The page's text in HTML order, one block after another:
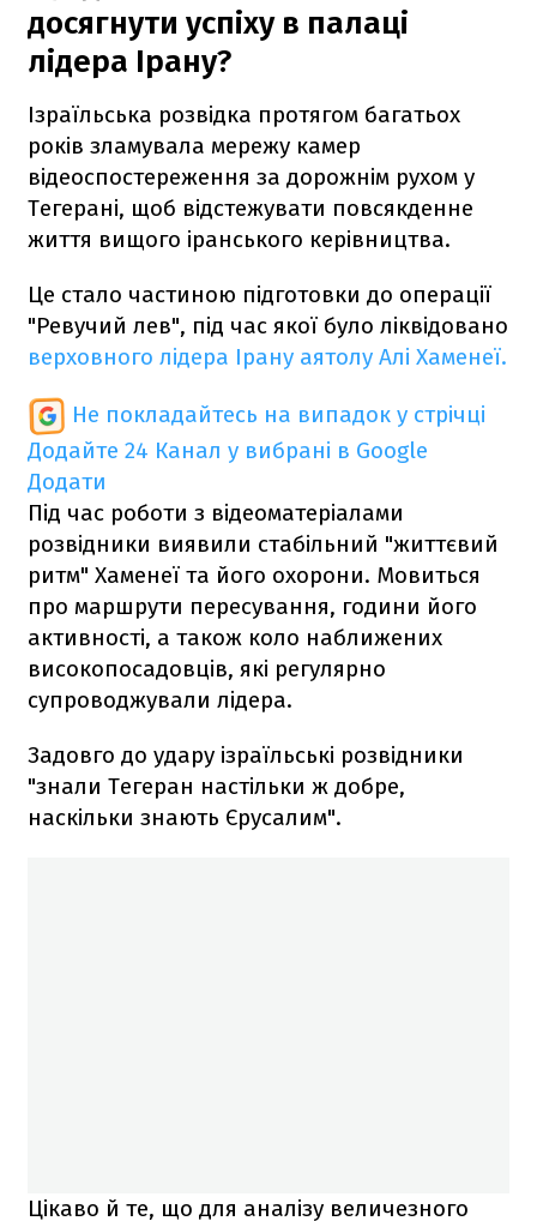
досягнути успіху в палаці
лідера Ірану?
Ізраїльська розвідка протягом багатьох
років зламувала мережу камер
відеоспостереження за дорожнім рухом у
Тегерані, щоб відстежувати повсякденне
життя вищого іранського керівництва.
Це стало частиною підготовки до операції
"Ревучий лев", під час якої було ліквідовано
верховного лідера Ірану аятолу Алі Хаменеї.
Не покладайтесь на випадок у стрічці
Додайте 24 Канал у вибрані в Google
Додати
Під час роботи з відеоматеріалами
розвідники виявили стабільний "життєвий
ритм" Хаменеї та його охорони. Мовиться
про маршрути пересування, години його
активності, а також коло наближених
високопосадовців, які регулярно
супроводжували лідера.
Задовго до удару ізраїльські розвідники
"знали Тегеран настільки ж добре,
наскільки знають Єрусалим".
Цікаво й те, що для аналізу величезного